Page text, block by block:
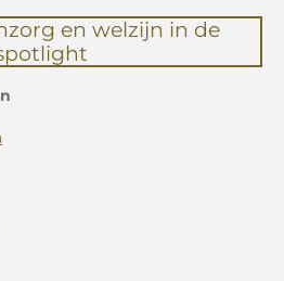
en welzijn in de